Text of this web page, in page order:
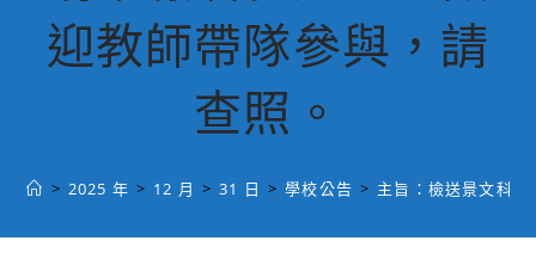
迎教師帶隊參與，請
查照。
> 2025 年 > 12 月 > 31 日 > 學校公告 > 主旨：檢送景文科